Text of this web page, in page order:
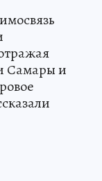
Самары и